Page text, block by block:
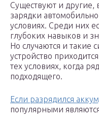
Существуют и другие,
зарядки
условиях. Среди них
глубоких навыков и
Но случаются и такие
устройство
тех условиях, когда
подходящего.
Если разрядился
популярными